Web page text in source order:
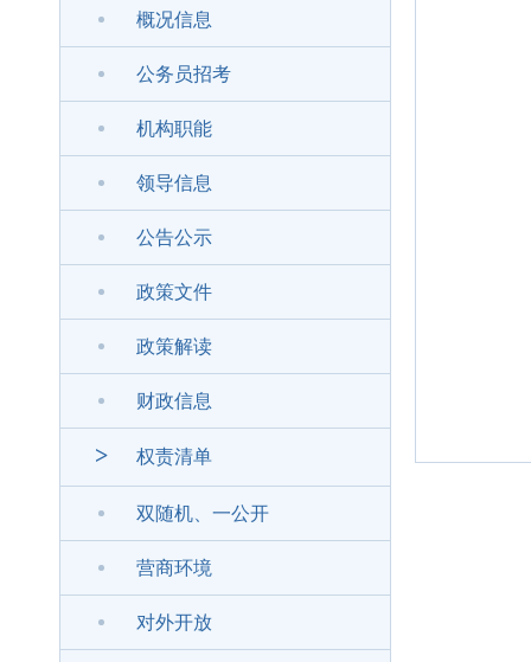
概况信息
公务员招考
机构职能
领导信息
公告公示
政策文件
政策解读
财政信息
> 权责清单
双随机、一公开
营商环境
对外开放